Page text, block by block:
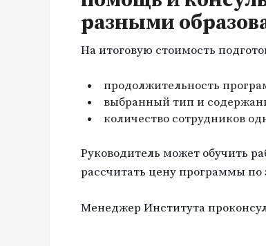
разными
На итоговую стоимость
продолжительность
выбранный тип и
количество сотрудников
Руководитель может обучить
рассчитать цену программы
Менеджер Института